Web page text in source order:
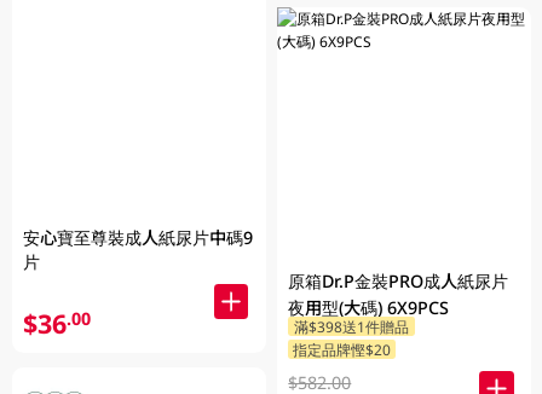
安心寶至尊裝成人紙尿片中碼9
片
$36.00
原箱Dr.P金裝PRO成人紙尿片
夜用型(大碼) 6X9PCS
滿$398送1件贈品
指定品牌慳$20
$582.00